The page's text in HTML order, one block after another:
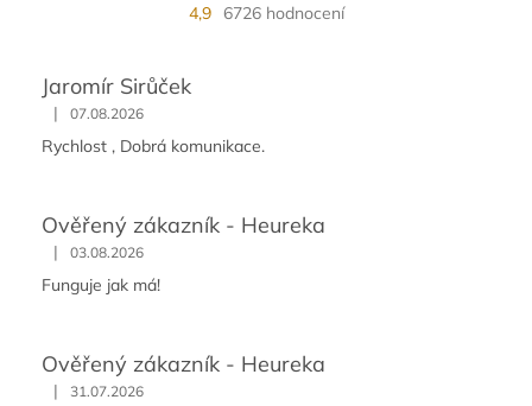
4,9 6726 hodnocení
Jaromír Sirůček
| 07.08.2026
Rychlost , Dobrá komunikace.
Ověřený zákazník - Heureka
| 03.08.2026
Funguje jak má!
Ověřený zákazník - Heureka
| 31.07.2026